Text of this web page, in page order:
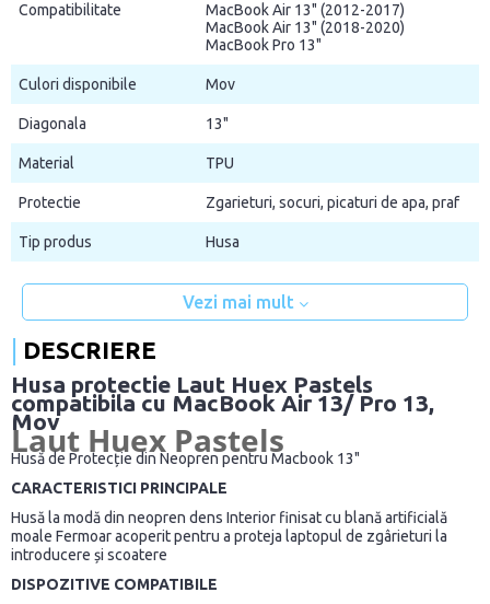
Compatibilitate
MacBook Air 13" (2012-2017)
MacBook Air 13" (2018-2020)
MacBook Pro 13"
Culori disponibile Mov
Diagonala 13"
Material TPU
Protectie Zgarieturi, socuri, picaturi de apa, praf
Tip produs Husa
Vezi mai mult
DESCRIERE
Husa protectie Laut Huex Pastels
compatibila cu MacBook Air 13/ Pro 13,
Mov
Laut Huex Pastels
Husă de Protecție din Neopren pentru Macbook 13"
CARACTERISTICI PRINCIPALE
Husă la modă din neopren dens Interior finisat cu blană artificială
moale Fermoar acoperit pentru a proteja laptopul de zgârieturi la
introducere și scoatere
DISPOZITIVE COMPATIBILE